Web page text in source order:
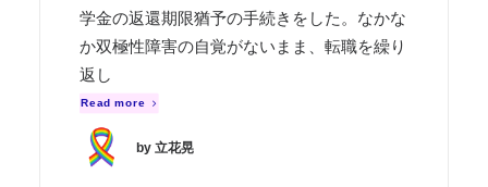
学金の返還期限猶予の手続きをした。なかな
か双極性障害の自覚がないまま、転職を繰り
返し
Read more
by 立花晃